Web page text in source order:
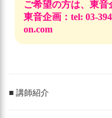
ご希望の方は、東音
東音企画：tel: 03-
on.com
■ 講師紹介